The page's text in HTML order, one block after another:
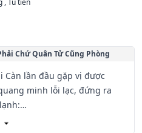
, Tu tiên
Chứ Quân Tử Cũng Phòng
Càn lần đầu gặp vị được
minh lỗi lạc, đứng ra